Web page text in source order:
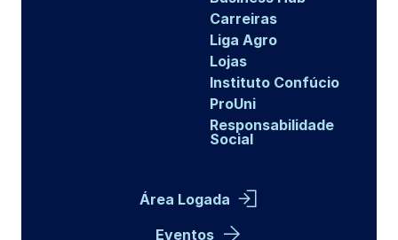
Carreiras
Liga Agro
Lojas
Instituto Confúcio
ProUni
Responsabilidade
Social
Área Logada
Eventos